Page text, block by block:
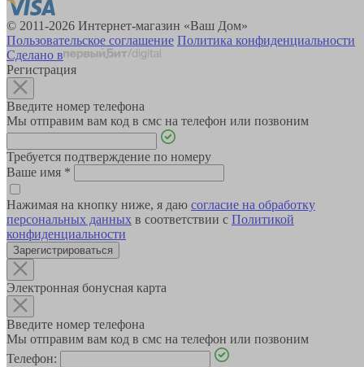
© 2011-2026 Интернет-магазин «Ваш Дом»
Пользовательское соглашение Политика конфиденциальности
Сделано в
Регистрация
Введите номер телефона
Мы отправим вам код в смс на телефон или позвоним
Требуется подтверждение по номеру
Ваше имя *
Нажимая на кнопку ниже, я даю согласие на обработку
персональных данных в соответствии с Политикой
конфиденциальности
Зарегистрироваться
Электронная бонусная карта
Введите номер телефона
Мы отправим вам код в смс на телефон или позвоним
Телефон: